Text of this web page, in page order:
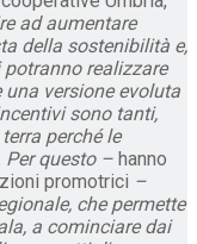
ad aumentare
della sostenibilità e,
realizzare
versione evoluta
sono tanti,
perché le
Per questo – hanno
promotrici –
che permette
a cominciare dai